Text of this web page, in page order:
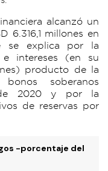
alcanzó un
6.316,1 millones en
se explica por la
intereses (en su
producto de la
soberanos
2020 y por la
de reservas por
-porcentaje del